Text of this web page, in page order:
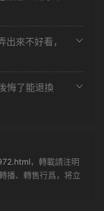
來不好看，
悔了能退換
，轉載請注明
播、轉售行爲，将立